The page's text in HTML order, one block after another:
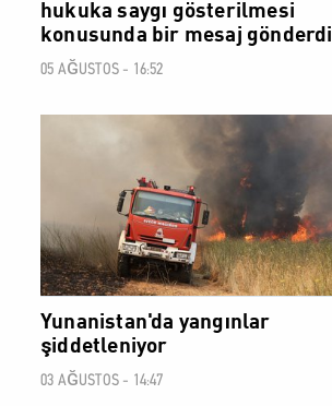
hukuka saygı gösterilmesi
konusunda bir mesaj gönderdi
05 AĞUSTOS - 16:52
Yunanistan'da yangınlar
şiddetleniyor
03 AĞUSTOS - 14:47